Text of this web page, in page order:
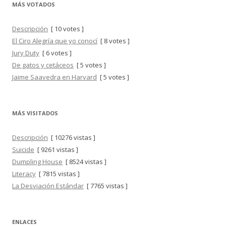
MÁS VOTADOS
Descripción [ 10 votes ]
El Ciro Alegría que yo conocí [ 8 votes ]
Jury Duty [ 6 votes ]
De gatos y cetáceos [ 5 votes ]
Jaime Saavedra en Harvard [ 5 votes ]
MÁS VISITADOS
Descripción [ 10276 vistas ]
Suicide [ 9261 vistas ]
Dumpling House [ 8524 vistas ]
Literacy [ 7815 vistas ]
La Desviación Estándar [ 7765 vistas ]
ENLACES